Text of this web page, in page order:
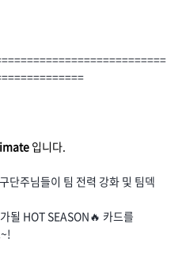
입니다.
단주님들이 팀 전력 강화 및 팀덱
될 HOT SEASON🔥 카드를